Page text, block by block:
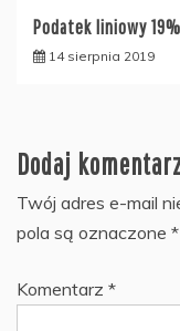
Podatek liniowy
14 sierpnia 2019
Dodaj
Twój adres e-mail
pola są oznaczone *
Komentarz *